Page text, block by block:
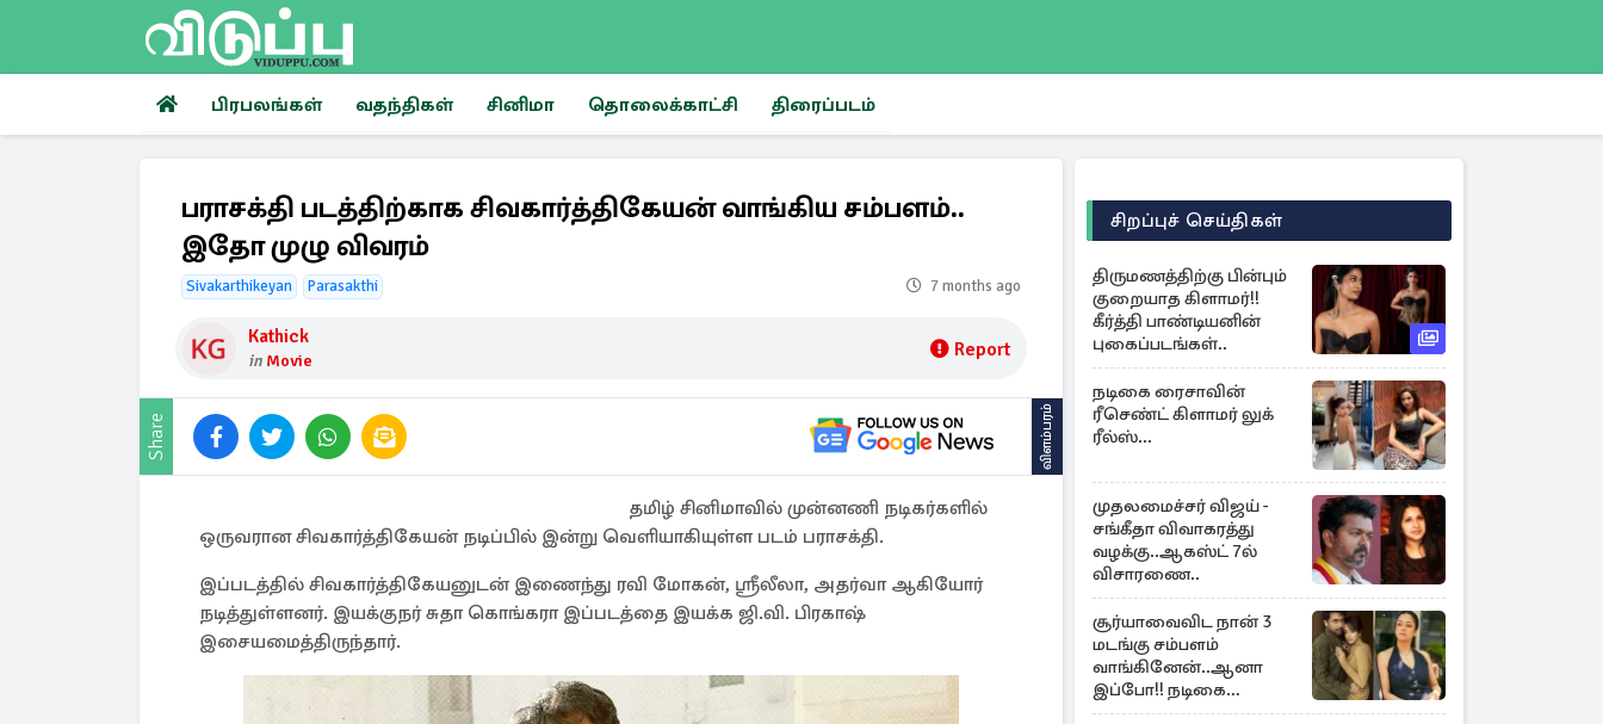
பிரபலங்கள் வதந்திகள் சினிமா தொலைக்காட்சி திரைப்படம்
பராசக்தி படத்திற்காக சிவகார்த்திகேயன் வாங்கிய சம்பளம்..
இதோ முழு விவரம்
Sivakarthikeyan Parasakthi 7 months ago
Kathick
in Movie Report
Share விளம்பரம்
தமிழ் சினிமாவில் முன்னணி நடிகர்களில்
ஒருவரான சிவகார்த்திகேயன் நடிப்பில் இன்று வெளியாகியுள்ள படம் பராசக்தி.
இப்படத்தில் சிவகார்த்திகேயனுடன் இணைந்து ரவி மோகன், ஸ்ரீலீலா, அதர்வா ஆகியோர்
நடித்துள்ளனர். இயக்குநர் சுதா கொங்கரா இப்படத்தை இயக்க ஜி.வி. பிரகாஷ்
இசையமைத்திருந்தார்.
சிறப்புச் செய்திகள்
திருமணத்திற்கு பின்பும்
குறையாத கிளாமர்!!
கீர்த்தி பாண்டியனின்
புகைப்படங்கள்..
நடிகை ரைசாவின்
ரீசெண்ட் கிளாமர் லுக்
ரீல்ஸ்...
முதலமைச்சர் விஜய் -
சங்கீதா விவாகரத்து
வழக்கு..ஆகஸ்ட் 7ல்
விசாரணை..
சூர்யாவைவிட நான் 3
மடங்கு சம்பளம்
வாங்கினேன்..ஆனா
இப்போ!! நடிகை
ஜோதிகா ஓபன் டாக்...